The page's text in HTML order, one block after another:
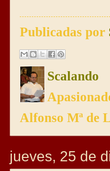
Publicadas por
Scalando
Alfonso Mª de
jueves, 25 de